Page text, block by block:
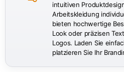
intuitiven
Arbeitskleidung
bieten hochwertige
Look oder präzisen
Logos. Laden Sie
platzieren Sie Ihr